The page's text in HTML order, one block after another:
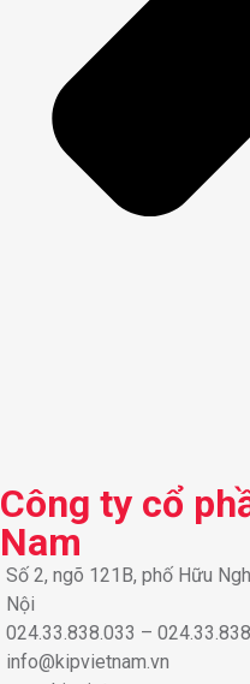
Công ty cổ
Nam
Số 2, ngõ 121B, phố Hữu
Nội
024.33.838.033 –
info@kipvietnam.vn